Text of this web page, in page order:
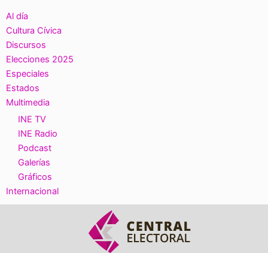
Al día
Cultura Cívica
Discursos
Elecciones 2025
Especiales
Estados
Multimedia
INE TV
INE Radio
Podcast
Galerías
Gráficos
Internacional